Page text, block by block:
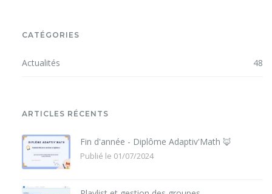
CATÉGORIES
Actualités 48
ARTICLES RÉCENTS
Fin d'année - Diplôme Adaptiv'Math 🦊
Publié le 01/07/2024